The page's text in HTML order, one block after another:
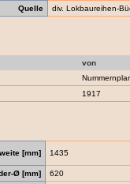
Quelle
div. Lokbaureihen-
von
1917
[mm] 1435
Ø [mm]
620